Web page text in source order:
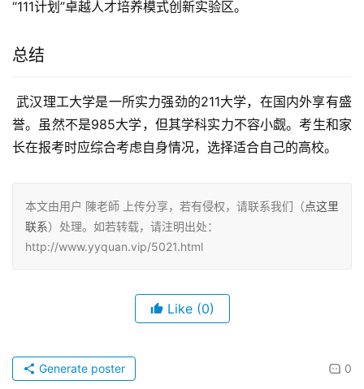
“111计划”卓越人才培养模式创新实验区。
总结
武汉理工大学是一所实力强劲的211大学，在国内外享有盛
誉。虽然不是985大学，但其学科实力不容小觑。考生和家
长在报考时应综合考虑自身情况，选择适合自己的高校。
本文由用户 陳老師 上传分享，若有侵权，请联系我们（点这里
联系）处理。如若转载，请注明出处：
http://www.yyquan.vip/5021.html
Like (0)
0
Generate poster